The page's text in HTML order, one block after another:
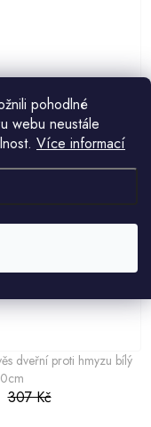
pohodlné
webu neustále
Více informací
130x150cm
dveřní proti hmyzu bílý
307 Kč